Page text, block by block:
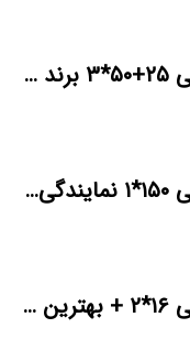
کابل آلومینیومی زمینی ۲۵+۵۰*۳ برند ماهان
کابل آلومینیومی زمینی ۱۵۰*۱ نمایندگی فروش
قیمت کابل آلومینیومی ۱۶*۲ + بهترین برند بازار + اطلاعات فنی